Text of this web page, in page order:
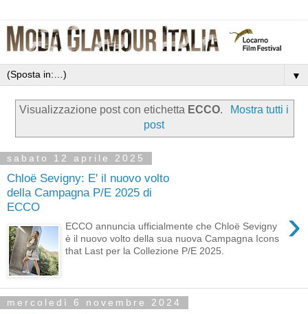
▼
Visualizzazione post con etichetta ECCO.
Mostra tutti i
post
sabato 12 aprile 2025
Chloë Sevigny: E' il nuovo volto
della Campagna P/E 2025 di
ECCO
›
ECCO annuncia ufficialmente che Chloë Sevigny
è il nuovo volto della sua nuova Campagna Icons
that Last per la Collezione P/E 2025.
mercoledì 6 novembre 2024